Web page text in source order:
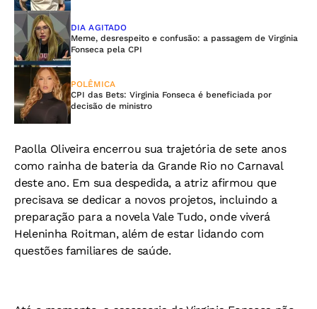
DIA AGITADO
Meme, desrespeito e confusão: a passagem de Virginia
Fonseca pela CPI
POLÊMICA
CPI das Bets: Virginia Fonseca é beneficiada por
decisão de ministro
Paolla Oliveira encerrou sua trajetória de sete anos
como rainha de bateria da Grande Rio no Carnaval
deste ano. Em sua despedida, a atriz afirmou que
precisava se dedicar a novos projetos, incluindo a
preparação para a novela Vale Tudo, onde viverá
Heleninha Roitman, além de estar lidando com
questões familiares de saúde.